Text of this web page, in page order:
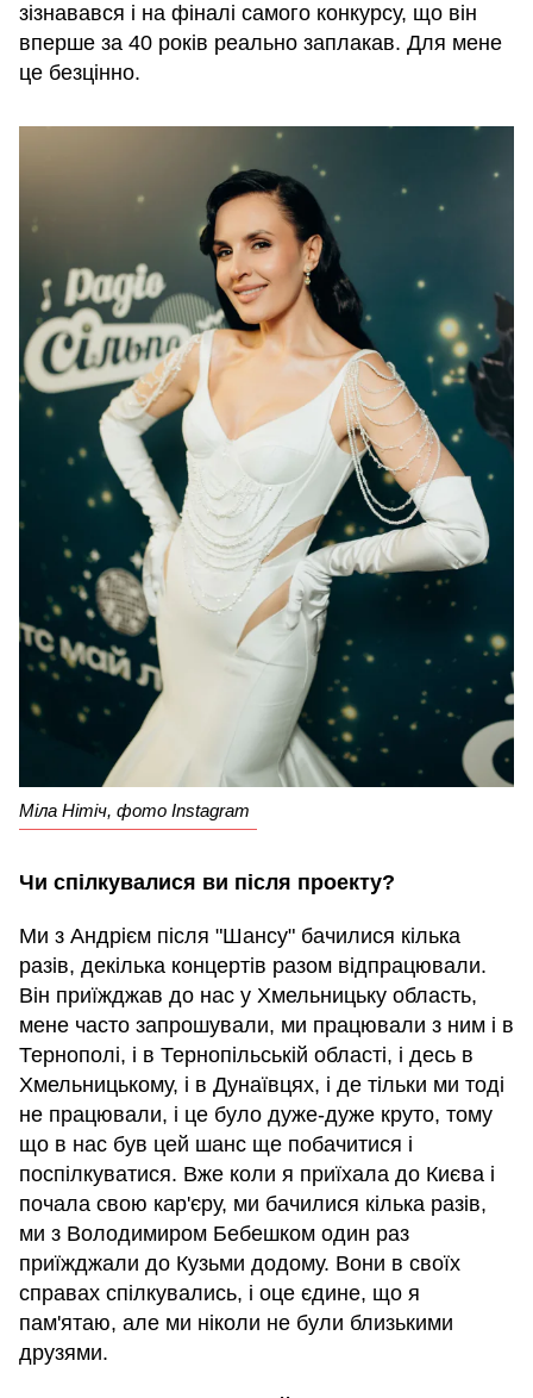
зізнавався і на фіналі самого конкурсу, що він
вперше за 40 років реально заплакав. Для мене
це безцінно.
Міла Нітіч, фото Instagram
Чи спілкувалися ви після проекту?
Ми з Андрієм після "Шансу" бачилися кілька
разів, декілька концертів разом відпрацювали.
Він приїжджав до нас у Хмельницьку область,
мене часто запрошували, ми працювали з ним і в
Тернополі, і в Тернопільській області, і десь в
Хмельницькому, і в Дунаївцях, і де тільки ми тоді
не працювали, і це було дуже-дуже круто, тому
що в нас був цей шанс ще побачитися і
поспілкуватися. Вже коли я приїхала до Києва і
почала свою кар'єру, ми бачилися кілька разів,
ми з Володимиром Бебешком один раз
приїжджали до Кузьми додому. Вони в своїх
справах спілкувались, і оце єдине, що я
пам'ятаю, але ми ніколи не були близькими
друзями.